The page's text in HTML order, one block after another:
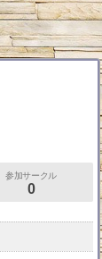
参加サークル
0